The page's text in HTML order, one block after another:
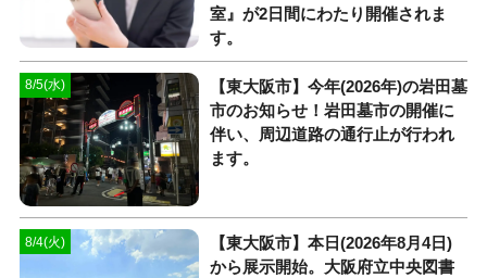
室』が2日間にわたり開催されま
す。
8/5(水)
【東大阪市】今年(2026年)の岩田墓
市のお知らせ！岩田墓市の開催に
伴い、周辺道路の通行止が行われ
ます。
8/4(火)
【東大阪市】本日(2026年8月4日)
から展示開始。大阪府立中央図書